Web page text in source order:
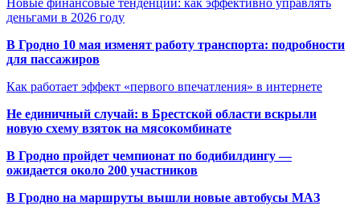
деньгами в 2026 году
В Гродно 10 мая изменят работу транспорта: подробности
для пассажиров
Как работает эффект «первого впечатления» в интернете
Не единичный случай: в Брестской области вскрыли
новую схему взяток на мясокомбинате
В Гродно пройдет чемпионат по бодибилдингу —
ожидается около 200 участников
В Гродно на маршруты вышли новые автобусы МАЗ